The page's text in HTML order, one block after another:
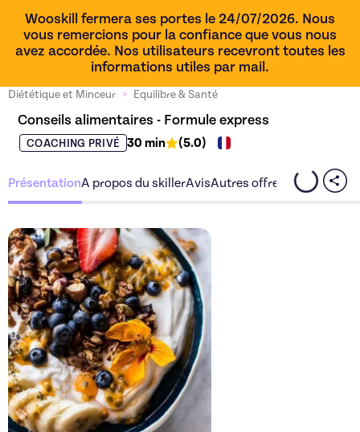
Wooskill fermera ses portes le 24/07/2026. Nous
vous remercions pour la confiance que vous nous
avez accordée. Nos utilisateurs recevront toutes les
informations utiles par mail.
Diététique et Minceur > Equilibre & Santé
Conseils alimentaires - Formule express
COACHING PRIVÉ 30 min (5.0)
PrésentationA propos du skillerAvisAutres offres du skiller